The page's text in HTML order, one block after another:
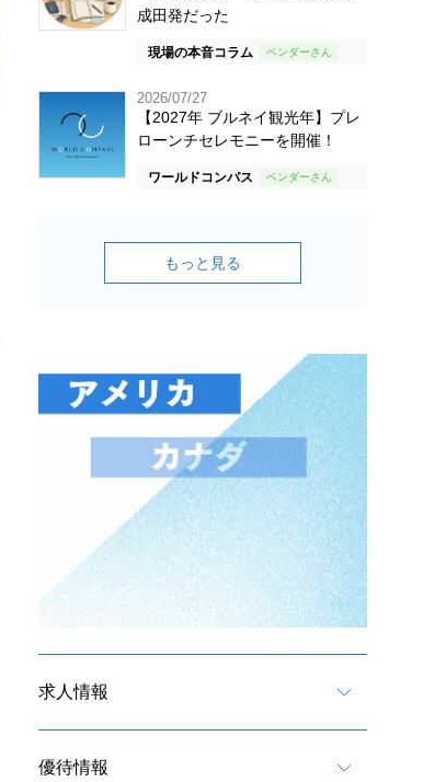
成田発だった
現場の本音コラム
2026/07/27
【2027年 ブルネイ観光年】プレ
ローンチセレモニーを開催！
ワールドコンパス
もっと見る
求人情報
優待情報